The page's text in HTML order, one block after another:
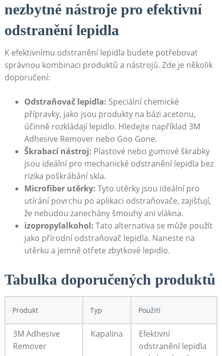
nezbytné nástroje pro efektivní
odstranění lepidla
K efektivnímu odstranění lepidla budete potřebovat
správnou kombinaci produktů a nástrojů. Zde je několik
doporučení:
Odstraňovač lepidla: Speciální chemické
přípravky, jako jsou produkty na bázi acetonu,
účinně rozkládají lepidlo. Hledejte například 3M
Adhesive Remover nebo Goo Gone.
Škrabací nástroj: Plastové nebo gumové škrabky
jsou ideální pro mechanické odstranění lepidla bez
rizika poškrábání skla.
Microfiber utěrky: Tyto utěrky jsou ideální pro
utírání povrchu po aplikaci odstraňovače, zajišťují,
že nebudou zanechány šmouhy ani vlákna.
izopropylalkohol: Tato alternativa se může použít
jako přírodní odstraňovač lepidla. Naneste na
utěrku a jemně otřete zbytkové lepidlo.
Tabulka doporučených produktů
Produkt Typ Použití
3M Adhesive
Remover
Kapalina
Efektivní
odstranění lepidla